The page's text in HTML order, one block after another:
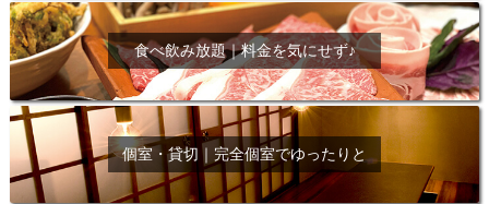
食べ飲み放題｜料金を気にせず♪
個室・貸切｜完全個室でゆったりと